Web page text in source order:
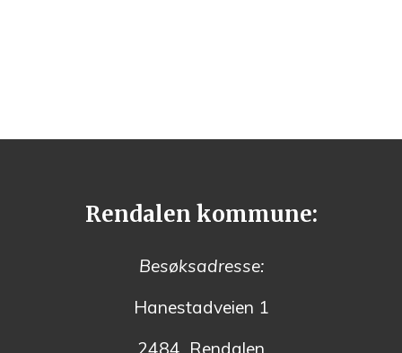
Rendalen kommune:
Besøksadresse:
Hanestadveien 1